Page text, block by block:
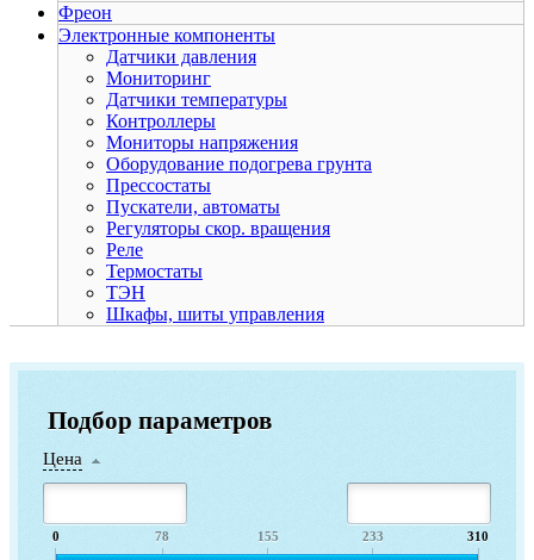
Фреон
Электронные компоненты
Датчики давления
Мониторинг
Датчики температуры
Контроллеры
Мониторы напряжения
Оборудование подогрева грунта
Прессостаты
Пускатели, автоматы
Регуляторы скор. вращения
Реле
Термостаты
ТЭН
Шкафы, шиты управления
Подбор параметров
Цена
0 78 155 233 310